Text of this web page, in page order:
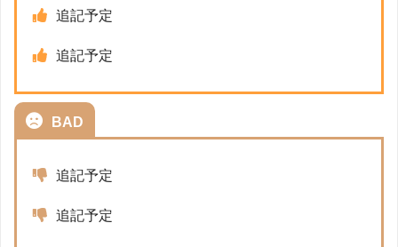
追記予定
追記予定
BAD
追記予定
追記予定